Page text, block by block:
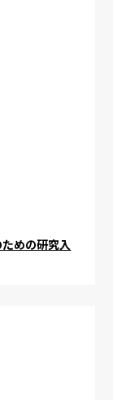
めの研究入